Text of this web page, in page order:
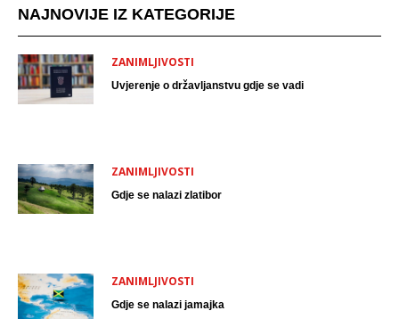
NAJNOVIJE IZ KATEGORIJE
ZANIMLJIVOSTI
Uvjerenje o državljanstvu gdje se vadi
ZANIMLJIVOSTI
Gdje se nalazi zlatibor
ZANIMLJIVOSTI
Gdje se nalazi jamajka